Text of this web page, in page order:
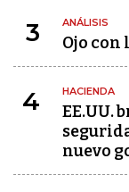
3 ANÁLISIS
Ojo
4 HACIENDA
EE.UU.
nuevo